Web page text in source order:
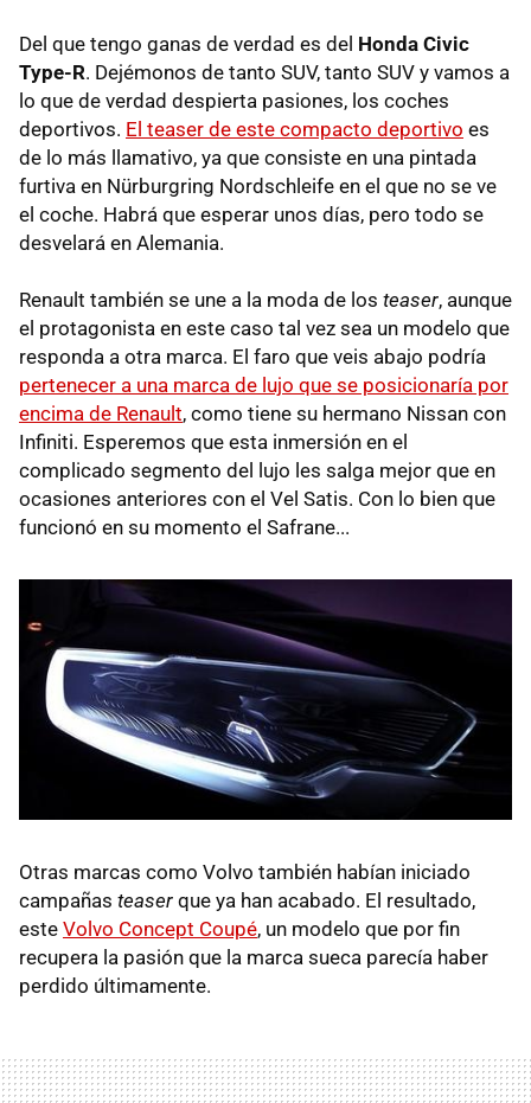
Del que tengo ganas de verdad es del Honda Civic
Type-R. Dejémonos de tanto SUV, tanto SUV y vamos a
lo que de verdad despierta pasiones, los coches
deportivos. El teaser de este compacto deportivo es
de lo más llamativo, ya que consiste en una pintada
furtiva en Nürburgring Nordschleife en el que no se ve
el coche. Habrá que esperar unos días, pero todo se
desvelará en Alemania.
Renault también se une a la moda de los teaser, aunque
el protagonista en este caso tal vez sea un modelo que
responda a otra marca. El faro que veis abajo podría
pertenecer a una marca de lujo que se posicionaría por
encima de Renault, como tiene su hermano Nissan con
Infiniti. Esperemos que esta inmersión en el
complicado segmento del lujo les salga mejor que en
ocasiones anteriores con el Vel Satis. Con lo bien que
funcionó en su momento el Safrane...
Otras marcas como Volvo también habían iniciado
campañas teaser que ya han acabado. El resultado,
este Volvo Concept Coupé, un modelo que por fin
recupera la pasión que la marca sueca parecía haber
perdido últimamente.